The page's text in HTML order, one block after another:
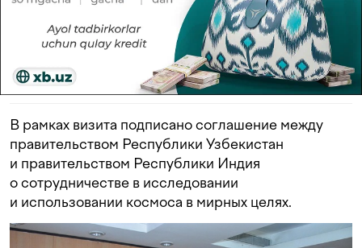
В рамках визита подписано соглашение между
правительством Республики Узбекистан
и правительством Республики Индия
о сотрудничестве в исследовании
и использовании космоса в мирных целях.